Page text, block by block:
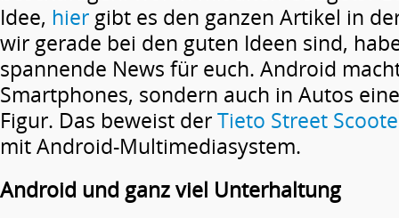
Idee, hier gibt es den ganzen Artikel in
wir gerade bei den guten Ideen sind,
spannende News für euch. Android
Smartphones, sondern auch in Autos
Figur. Das beweist derTieto Street
mit Android-Multimediasystem.
Android und ganz viel Unterhaltung